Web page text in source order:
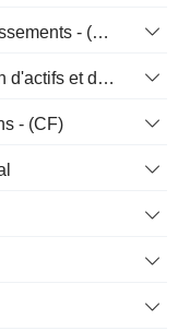
(Gain) perte sur la vente d'investissements - (CF)
Dépréciation du coût d'acquisition d'actifs et dépenses de restructuration
- (CF)